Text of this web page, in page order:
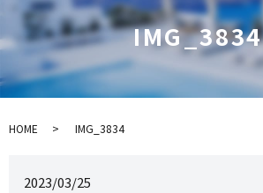
IMG_3834
HOME IMG_3834
2023/03/25